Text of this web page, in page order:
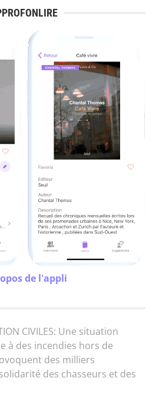
de l'appli
CIVILES: Une situation
à des incendies hors de
des milliers
des chasseurs et des